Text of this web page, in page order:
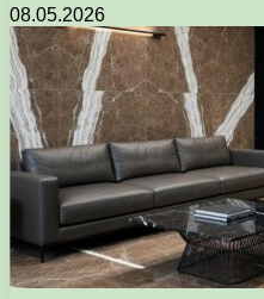
08.05.2026